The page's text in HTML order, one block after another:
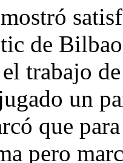
mostró
de
el trabajo
un
que
pero